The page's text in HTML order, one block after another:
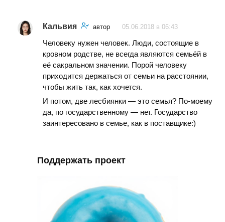
Кальвия автор 05.06.2018 в 06:43
Человеку нужен человек. Люди, состоящие в
кровном родстве, не всегда являются семьёй в
её сакральном значении. Порой человеку
приходится держаться от семьи на расстоянии,
чтобы жить так, как хочется.
И потом, две лесбиянки — это семья? По-моему
да, по государственному — нет. Государство
заинтересовано в семье, как в поставщике:)
Поддержать проект